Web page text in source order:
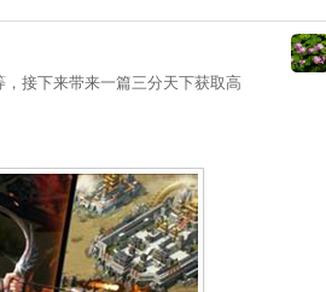
接下来带来一篇三分天下获取高